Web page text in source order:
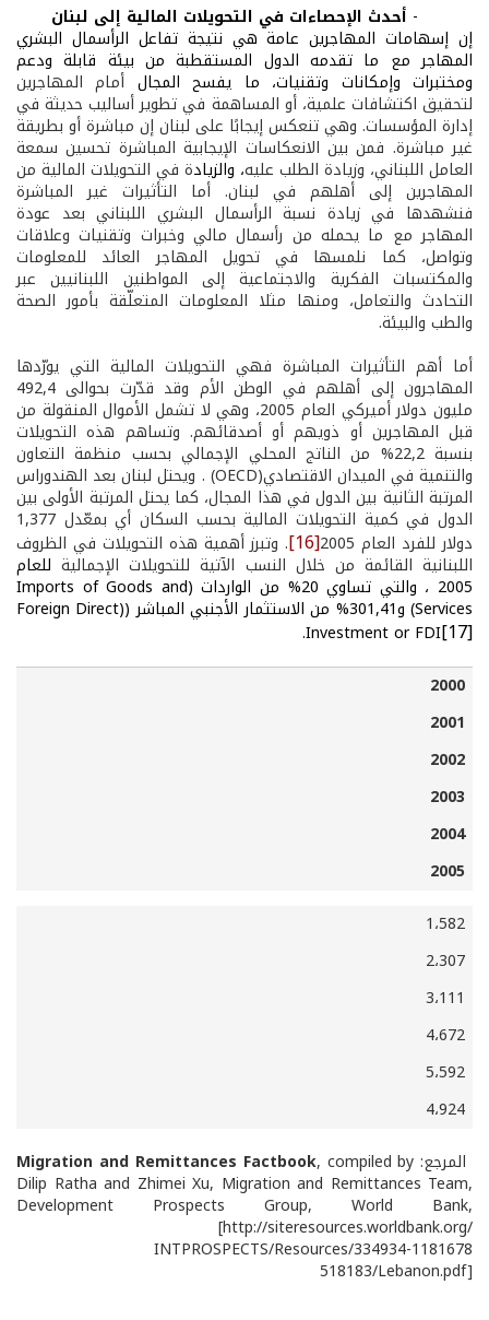
- أحدث الإحصاءات في التحويلات المالية إلى لبنان
إن إسهامات المهاجرين عامة هي نتيجة تفاعل الرأسمال البشري
المهاجر مع ما تقدمه الدول المستقطبة من بيئة قابلة ودعم
ومختبرات وإمكانات وتقنيات، ما يفسح المجال أمام المهاجرين
لتحقيق اكتشافات علمية، أو المساهمة في تطوير أساليب حديثة في
إدارة المؤسسات. وهي تنعكس إيجابًا على لبنان إن مباشرة أو بطريقة
غير مباشرة. فمن بين الانعكاسات الإيجابية المباشرة تحسين سمعة
العامل اللبناني، وزيادة الطلب عليه، والزيادة في التحويلات المالية من
المهاجرين إلى أهلهم في لبنان. أما التأثيرات غير المباشرة
فنشهدها في زيادة نسبة الرأسمال البشري اللبناني بعد عودة
المهاجر مع ما يحمله من رأسمال مالي وخبرات وتقنيات وعلاقات
وتواصل، كما نلمسها في تحويل المهاجر العائد للمعلومات
والمكتسبات الفكرية والاجتماعية إلى المواطنين اللبنانيين عبر
التحادث والتعامل، ومنها مثلا المعلومات المتعلّقة بأمور الصحة
والطب والبيئة.
أما أهم التأثيرات المباشرة فهي التحويلات المالية التي يورّدها
المهاجرون إلى أهلهم في الوطن الأم وقد قدّرت بحوالى 492 ,4
مليون دولار أميركي العام 2005، وهي لا تشمل الأموال المنقولة من
قبل المهاجرين أو ذويهم أو أصدقائهم. وتساهم هذه التحويلات
بنسبة 22 ,2% من الناتج المحلي الإجماليبحسب منظمة التعاون
والتنمية في الميدان الاقتصادي(OECD) . ويحتل لبنان بعد الهندوراس
المرتبة الثانية بين الدول في هذا المجال، كما يحتل المرتبة الأولى بين
الدول في كمية التحويلات المالية بحسب السكان أي بمعّدل 1 ,377
دولار للفرد العام 2005
[16] . وتبرز أهمية هذه التحويلات في الظروف
اللبنانية القائمة من خلال النسب الآتية للتحويلات الإجمالية للعام
2005 ، والتي تساوي 20% من الواردات (Imports of Goods and
Services)و301,41% من الاستثمار الأجنبي المباشر (
(Foreign Direct
Investment or FDI[17]
.
التحويلات المالية الرسمية للبنانيين (ملايين الدولارات
2000
2001
2002
2003
2004
2005
1،582
2،307
3،111
4،672
5،592
4،924
المرجع:
Migration and Remittances Factbook, compiled by
Dilip Ratha and Zhimei Xu, Migration and Remittances Team,
Development Prospects Group, World Bank,
[http://siteresources.worldbank.org/
INTPROSPECTS/Resources/334934-1181678
518183/Lebanon.pdf]